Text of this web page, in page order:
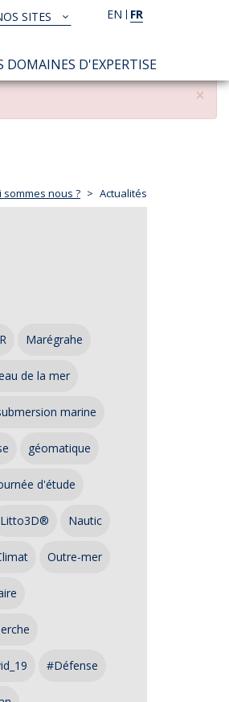
EN FR
SITES
DOMAINES D'EXPERTISE
×
sommes nous ? Actualités
Marégrahe
de la mer
marine
géomatique
d'étude
Litto3D® Nautic
Outre-mer
#Défense